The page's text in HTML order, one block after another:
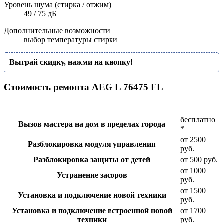
Уровень шума (стирка / отжим)
49 / 75 дБ
Дополнительные возможности
выбор температуры стирки
Выграй скидку, нажми на кнопку!
Стоимость ремонта AEG L 76475 FL
Вызов мастера на дом в пределах города
бесплатно
*
Разблокировка модуля управления
от 2500
руб.
Разблокировка защиты от детей
от 500 руб.
Устранение засоров
от 1000
руб.
Установка и подключение новой техники
от 1500
руб.
Установка и подключение встроенной новой
техники
от 1700
руб.